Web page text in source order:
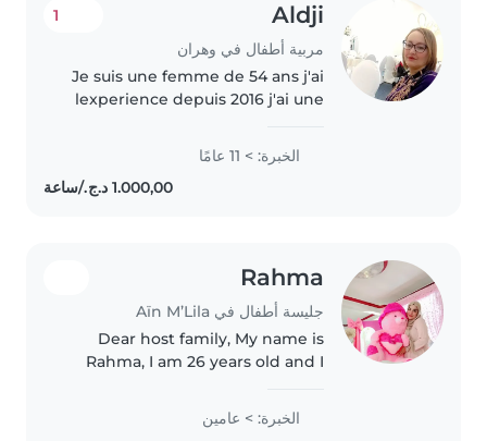
Aldji
مربية أطفال في وهران
1
Je suis une femme de 54 ans j'ai
lexperience depuis 2016 j'ai une
calme
الخبرة: > 11 عامًا
Rahma
جليسة أطفال في Aïn M’Lila
Dear host family, My name is
Rahma, I am 26 years old and I
responsible, patient, and caring
person who truly enjoys
الخبرة: > عامين